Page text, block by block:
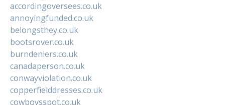
accordingoversees.co.uk
annoyingfunded.co.uk
belongsthey.co.uk
bootsrover.co.uk
burndeniers.co.uk
canadaperson.co.uk
conwayviolation.co.uk
copperfielddresses.co.uk
cowboysspot.co.uk